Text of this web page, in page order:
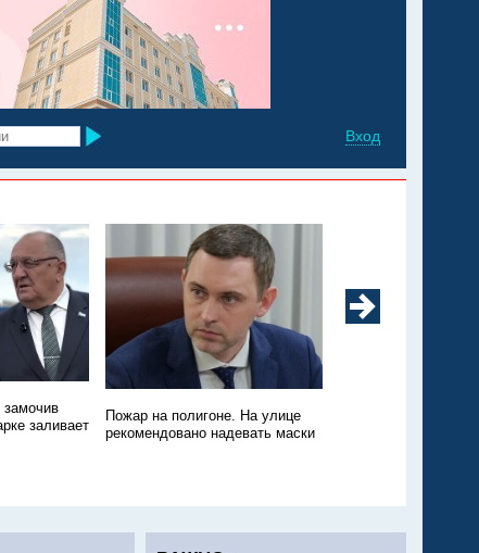
Вход
замочив
заливает
Пожар на полигоне. На улице
рекомендовано надевать маски